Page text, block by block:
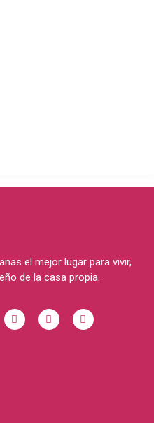
el mejor lugar para vivir,
de la casa propia.